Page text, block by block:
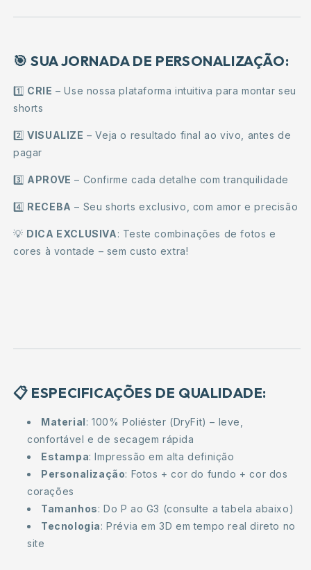
🎯 SUA JORNADA DE PERSONALIZAÇÃO:
1️⃣ CRIE – Use nossa plataforma intuitiva para montar seu
shorts
2️⃣VISUALIZE – Veja o resultado final ao vivo, antes de
pagar
3️⃣ APROVE – Confirme cada detalhe com tranquilidade
4️⃣ RECEBA – Seu shorts exclusivo, com amor e precisão
💡 DICA EXCLUSIVA: Teste combinações de fotos e
cores à vontade – sem custo extra!
📋 ESPECIFICAÇÕES DE QUALIDADE:
Material: 100% Poliéster (DryFit) – leve,
confortável e de secagem rápida
Estampa: Impressão em alta definição
Personalização: Fotos + cor do fundo + cor dos
corações
Tamanhos: Do P ao G3 (consulte a tabela abaixo)
Tecnologia: Prévia em 3D em tempo real direto no
site